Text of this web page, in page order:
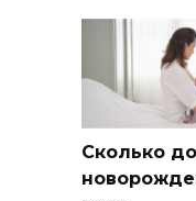
Сколько